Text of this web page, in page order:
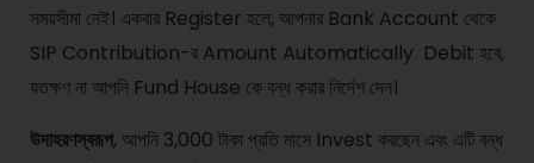
সময়সীমা নেই। একবার Register হলে, আপনার Bank Account থেকে
SIP Contribution-র Amount Automatically Debit হবে,
যতক্ষণ না আপনি Fund House কে বন্ধ করার নির্দেশ দেন।
উদাহরণস্বরূপ, আপনি 3,000 টাকা প্রতি মাসে Invest করছেন এবং এটি বন্ধ